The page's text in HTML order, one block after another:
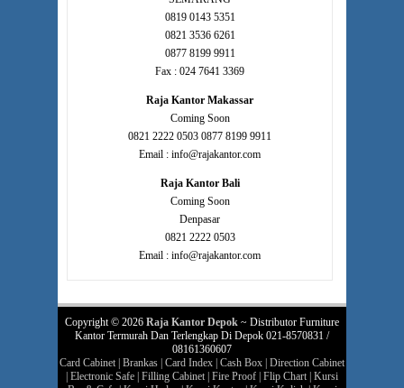
0819 0143 5351
0821 3536 6261
0877 8199 9911
Fax : 024 7641 3369
Raja Kantor Makassar
Coming Soon
0821 2222 0503 0877 8199 9911
Email : info@rajakantor.com
Raja Kantor Bali
Coming Soon
Denpasar
0821 2222 0503
Email : info@rajakantor.com
Copyright © 2026 Raja Kantor Depok ~ Distributor Furniture
Kantor Termurah Dan Terlengkap Di Depok 021-8570831 /
08161360607
Card Cabinet Brankas Card Index Cash Box Direction Cabinet
Electronic Safe Filling Cabinet Fire Proof Flip Chart Kursi